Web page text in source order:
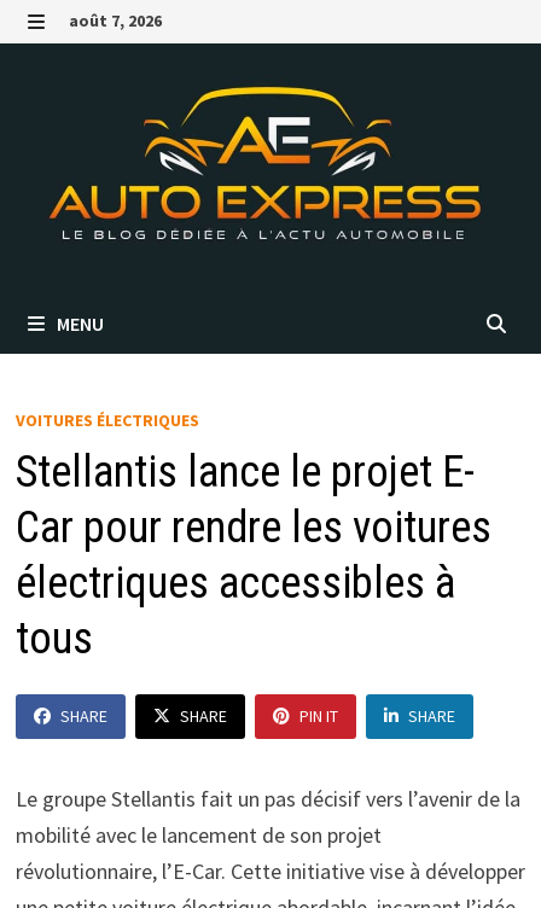
Passer
au MENU
août 7, 2026
MENU
VOITURES ÉLECTRIQUES
Stellantis lance le projet E-
Car pour rendre les voitures
électriques accessibles à
tous
SHARE SHARE PIN IT SHARE
Le groupe Stellantis fait un pas décisif vers l’avenir de la
mobilité avec le lancement de son projet
révolutionnaire, l’E-Car. Cette initiative vise à développer